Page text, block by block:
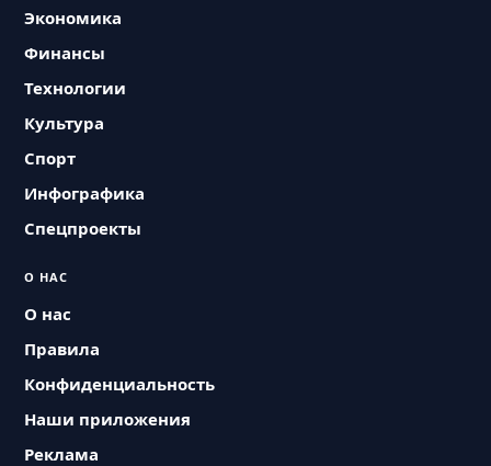
Экономика
Финансы
Технологии
Культура
Спорт
Инфографика
Спецпроекты
О НАС
О нас
Правила
Конфиденциальность
Наши приложения
Реклама